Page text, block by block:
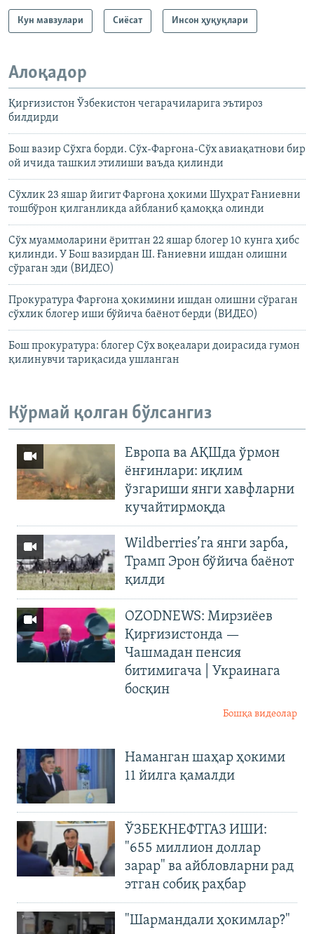
Кун мавзулари Сиёсат Инсон ҳуқуқлари
Алоқадор
Қирғизистон Ўзбекистон чегарачиларига эътироз
билдирди
Бош вазир Сўхга борди. Сўх-Фарғона-Сўх авиақатнови бир
ой ичида ташкил этилиши ваъда қилинди
Сўхлик 23 яшар йигит Фарғона ҳокими Шуҳрат Ғаниевни
тошбўрон қилганликда айбланиб қамоққа олинди
Сўх муаммоларини ёритган 22 яшар блогер 10 кунга ҳибс
қилинди. У Бош вазирдан Ш. Ғаниевни ишдан олишни
сўраган эди (ВИДЕО)
Прокуратура Фарғона ҳокимини ишдан олишни сўраган
сўхлик блогер иши бўйича баёнот берди (ВИДЕО)
Бош прокуратура: блогер Сўх воқеалари доирасида гумон
қилинувчи тариқасида ушланган
Кўрмай қолган бўлсангиз
Европа ва АҚШда ўрмон
ёнғинлари: иқлим
ўзгариши янги хавфларни
кучайтирмоқда
Wildberries’га янги зарба,
Трамп Эрон бўйича баёнот
қилди
OZODNEWS: Мирзиёев
Қирғизистонда —
Чашмадан пенсия
битимигача | Украинага
босқин
Бошқа видеолар
Наманган шаҳар ҳокими
11 йилга қамалди
ЎЗБЕКНЕФТГАЗ ИШИ:
"655 миллион доллар
зарар" ва айбловларни рад
этган собиқ раҳбар
"Шармандали ҳокимлар?"